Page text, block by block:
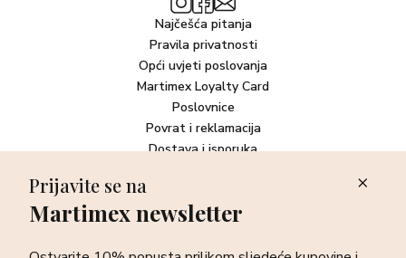
Najčešća pitanja
Pravila privatnosti
Opći uvjeti poslovanja
Martimex Loyalty Card
Poslovnice
Povrat i reklamacija
Dostava i isporuka
Newsletter
Prijavite se na
Martimex newsletter